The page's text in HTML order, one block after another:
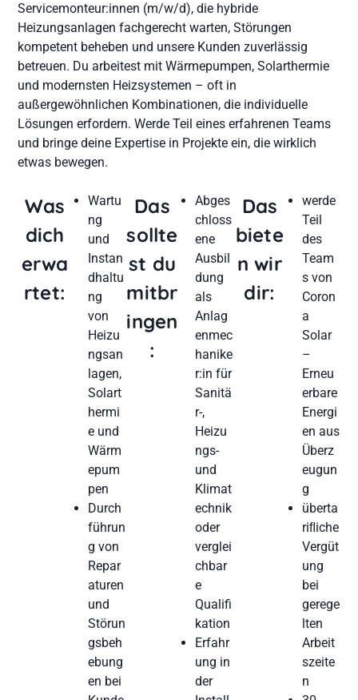
Servicemonteur:innen (m/w/d), die hybride
Heizungsanlagen fachgerecht warten, Störungen
kompetent beheben und unsere Kunden zuverlässig
betreuen. Du arbeitest mit Wärmepumpen, Solarthermie
und modernsten Heizsystemen – oft in
außergewöhnlichen Kombinationen, die individuelle
Lösungen erfordern. Werde Teil eines erfahrenen Teams
und bringe deine Expertise in Projekte ein, die wirklich
etwas bewegen.
Was
dich
erwa
rtet:
Wartu
ng
und
Instan
dhaltu
ng
von
Heizu
ngsan
lagen,
Solart
hermi
e und
Wärm
epum
pen
Durch
führun
g von
Repar
aturen
und
Störun
gsbeh
ebung
en bei
Das
sollte
st du
mitbr
ingen
:
Abges
chloss
ene
Ausbil
dung
als
Anlag
enmec
hanike
r:in für
Sanitä
r-,
Heizu
ngs-
und
Klimat
echnik
oder
verglei
chbar
e
Qualifi
kation
Erfahr
ung in
der
Das
biete
n wir
dir:
werde
Teil
des
Team
s von
Coron
a
Solar
–
Erneu
erbare
Energi
en aus
Überz
eugun
g
überta
riﬂiche
Vergüt
ung
bei
gerege
lten
Arbeit
szeite
n